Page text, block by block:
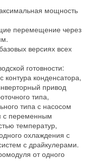
мощность
перемещение через
версиях всех
готовности:
контура конденсатора,
привод
типа,
типа с насосом
с переменным
температур,
охлаждения с
с драйкулерами.
от одного
TECE, KAN,
вызовы рынка
делает
в окружающую среду
тепловых
генерацией и
на 60%
устанавливать
в
тепловых
сектора ВИЭ на